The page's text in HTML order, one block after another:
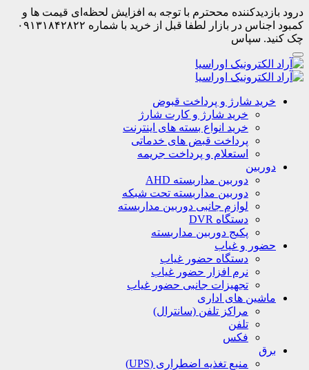
درود بازدیدکننده مححترم با توجه به افزایش لحظه‌ای قیمت ها و
کمبود اجناس در بازار لطفا قبل از خرید با شماره ۰۹۱۳۱۸۴۲۸۲۲
چک کنید. سپاس
خرید شارژ و پرداخت قبوض
خرید شارژ و کارت شارژ
خرید انواع بسته های اینترنت
پرداخت قبض های خدماتی
استعلام و پرداخت جریمه
دوربین
دوربین مداربسته AHD
دوربین مداربسته تحت شبکه
لوازم جانبی دوربین مداربسته
دستگاه DVR
پکیج دوربین مداربسته
حضور و غیاب
دستگاه حضور غیاب
نرم افزار حضور غیاب
تجهیزات جانبی حضور غیاب
ماشین های اداری
مراکز تلفن (سانترال)
تلفن
فکس
برق
منبع تغذیه اضطراری (UPS)